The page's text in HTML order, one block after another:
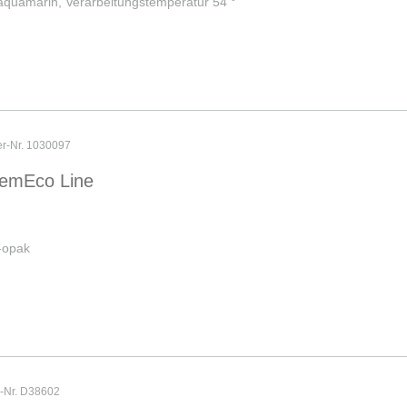
Nr. 1030097
Line
D38602